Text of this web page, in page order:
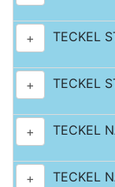
+ TECKEL
+ TECKEL
+ TECKEL
+ TECKEL